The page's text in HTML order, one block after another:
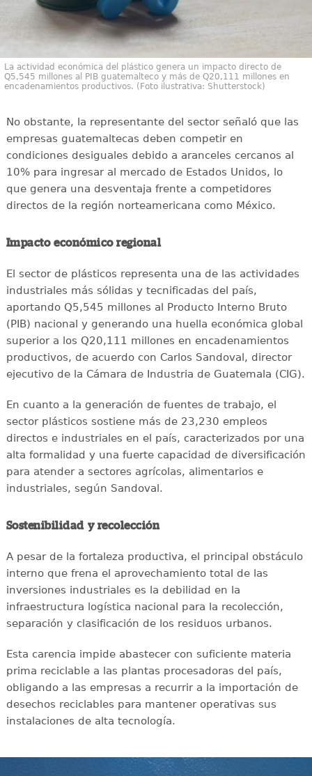
La actividad económica del plástico genera un impacto directo de
Q5,545 millones al PIB guatemalteco y más de Q20,111 millones en
encadenamientos productivos. (Foto ilustrativa: Shutterstock)
No obstante, la representante del sector señaló que las
empresas guatemaltecas deben competir en
condiciones desiguales debido a aranceles cercanos al
10% para ingresar al mercado de Estados Unidos, lo
que genera una desventaja frente a competidores
directos de la región norteamericana como México.
Impacto económico regional
El sector de plásticos representa una de las actividades
industriales más sólidas y tecnificadas del país,
aportando Q5,545 millones al Producto Interno Bruto
(PIB) nacional y generando una huella económica global
superior a los Q20,111 millones en encadenamientos
productivos, de acuerdo con Carlos Sandoval, director
ejecutivo de la Cámara de Industria de Guatemala (CIG).
En cuanto a la generación de fuentes de trabajo, el
sector plásticos sostiene más de 23,230 empleos
directos e industriales en el país, caracterizados por una
alta formalidad y una fuerte capacidad de diversificación
para atender a sectores agrícolas, alimentarios e
industriales, según Sandoval.
Sostenibilidad y recolección
A pesar de la fortaleza productiva, el principal obstáculo
interno que frena el aprovechamiento total de las
inversiones industriales es la debilidad en la
infraestructura logística nacional para la recolección,
separación y clasificación de los residuos urbanos.
Esta carencia impide abastecer con suficiente materia
prima reciclable a las plantas procesadoras del país,
obligando a las empresas a recurrir a la importación de
desechos reciclables para mantener operativas sus
instalaciones de alta tecnología.